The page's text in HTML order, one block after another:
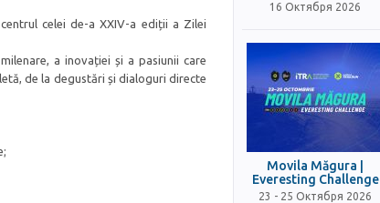
celei de-a XXIV-a ediții a Zilei
a inovației și a pasiunii care
de la degustări și dialoguri directe
16 Октября 2026
Movila Măgura |
Everesting Challenge
23 - 25 Октября 2026